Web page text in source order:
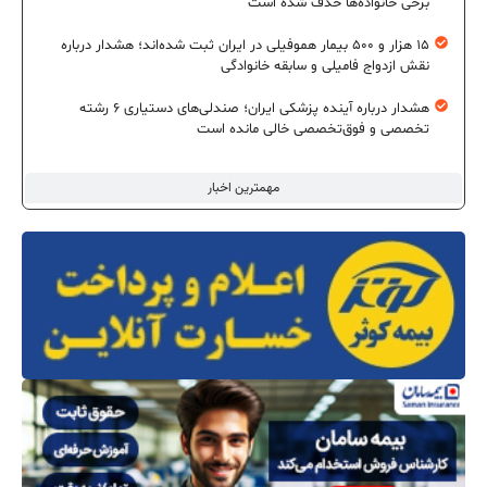
مهمترین اخبار
۱۵ هزار و ۵۰۰ بیمار هموفیلی در ایران ثبت شده‌اند؛ هشدار درباره
نقش ازدواج فامیلی و سابقه خانوادگی
هشدار درباره آینده پزشکی ایران؛ صندلی‌های دستیاری ۶ رشته
تخصصی و فوق‌تخصصی خالی مانده است